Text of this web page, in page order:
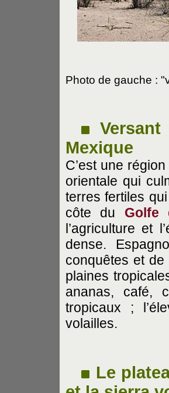
Photo de gauche :
Mexique
C’est une
orientale qui
terres fertiles qui
côte du Golfe
l’agriculture et
dense.
conquêtes et
plaines
ananas, café,
tropicaux ;
volailles.
Le